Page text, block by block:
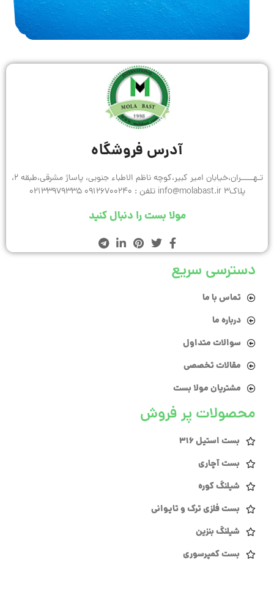
آدرس فروشگاه
تـهـــــران،خیابان امیر کبیر،کوچه ناظم الاطباء جنوبی، پاساژ مشرقی،طبقه 2،
پلاک3 info@molabast.ir تلفن : 09126700240 02133979335
مولا بست را دنبال کنید
دسترسی سریع
تماس با ما
درباره ما
سوالات متداول
مقالات تخصصی
مشتریان مولا بست
محصولات پر فروش
بست استیل 316
بست آچاری
شیلنگ کوره
بست فلزی ترک و تایوانی
شیلنگ بنزین
بست کمپرسوری